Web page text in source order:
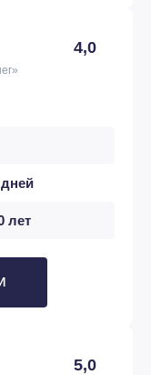
4,0
лет
5,0